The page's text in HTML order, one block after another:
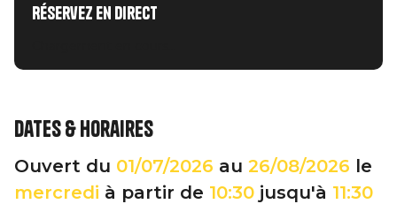
Réservez en direct
Dates & horaires
Ouvert du 01/07/2026 au 26/08/2026 le
mercredi à partir de 10:30 jusqu'à 11:30